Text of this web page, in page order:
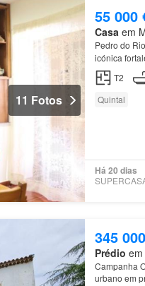
11 Fotos
55 000
Casa em
Pedro do
icónica
T2
Quintal
Há 20 dias
345
Prédio
Campanha
urbano em